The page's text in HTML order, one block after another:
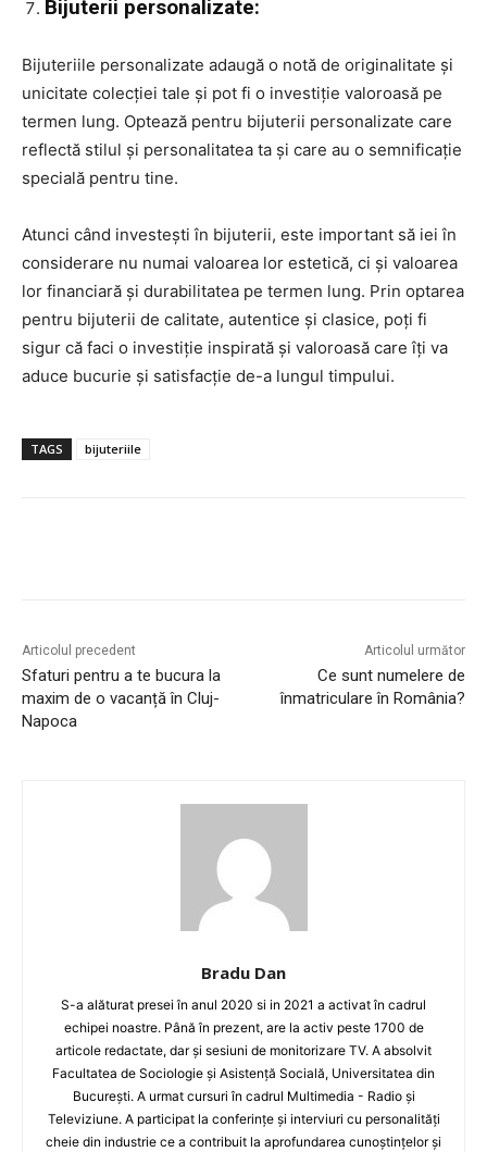
Bijuterii personalizate:
Bijuteriile personalizate adaugă o notă de originalitate și
unicitate colecției tale și pot fi o investiție valoroasă pe
termen lung. Optează pentru bijuterii personalizate care
reflectă stilul și personalitatea ta și care au o semnificație
specială pentru tine.
Atunci când investești în bijuterii, este important să iei în
considerare nu numai valoarea lor estetică, ci și valoarea
lor financiară și durabilitatea pe termen lung. Prin optarea
pentru bijuterii de calitate, autentice și clasice, poți fi
sigur că faci o investiție inspirată și valoroasă care îți va
aduce bucurie și satisfacție de-a lungul timpului.
TAGS bijuteriile
Articolul precedent
Sfaturi pentru a te bucura la
maxim de o vacanță în Cluj-
Napoca
Articolul următor
Ce sunt numelere de
înmatriculare în România?
Bradu Dan
S-a alăturat presei în anul 2020 si in 2021 a activat în cadrul
echipei noastre. Până în prezent, are la activ peste 1700 de
articole redactate, dar și sesiuni de monitorizare TV. A absolvit
Facultatea de Sociologie și Asistență Socială, Universitatea din
București. A urmat cursuri în cadrul Multimedia - Radio și
Televiziune. A participat la conferințe și interviuri cu personalități
cheie din industrie ce a contribuit la aprofundarea cunoștințelor și